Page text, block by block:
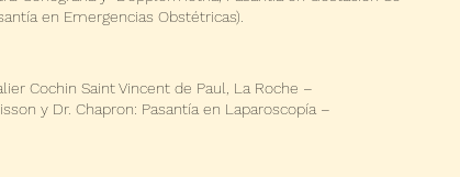
en Emergencias Obstétricas).
Cochin Saint Vincent de Paul, La Roche –
y Dr. Chapron: Pasantía en Laparoscopía –